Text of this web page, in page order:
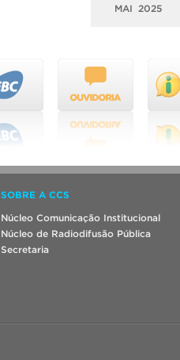
MAI
2025
SOBRE A CCS
Núcleo Comunicação Institucional
Núcleo de Radiodifusão Pública
Secretaria